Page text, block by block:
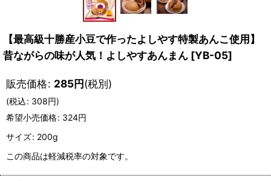
【最高級十勝産小豆で作ったよしやす特製あんこ使用】
昔ながらの味が人気！よしやすあんまん [YB-05]
販売価格: 285円(税別)
(税込: 308円)
希望小売価格: 324円
サイズ: 200g
この商品は軽減税率の対象です。